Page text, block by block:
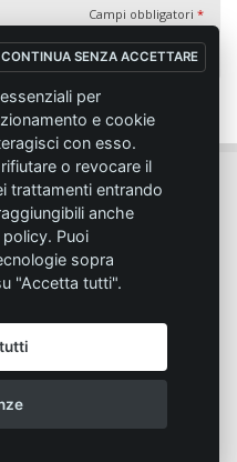
Campi obbligatori *
CONTINUA SENZA ACCETTARE
per
e cookie
con esso.
o revocare il
trattamenti entrando
anche
Puoi
sopra
"Accetta tutti".
14 - 26817 SAN MARTINO IN
info@emmecisport.com
4287 - C.C.I.A.A. n° 1122943
Privacy
Cookie policy